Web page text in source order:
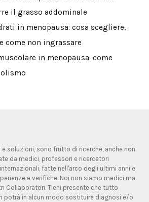
il grasso addominale
in menopausa: cosa scegliere,
come non ingrassare
in menopausa: come
soluzioni, sono frutto di ricerche, anche non
da medici, professori e ricercatori
fatte nell'arco degli ultimi anni e
e verifiche. Noi non siamo medici ma
Collaboratori. Tieni presente che tutto
potrà in alcun modo sostituire diagnosi e/o